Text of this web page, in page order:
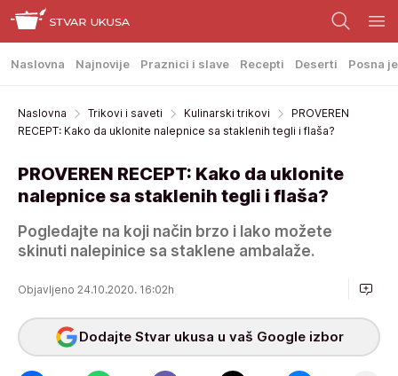
Naslovna Najnovije Praznici i slave Recepti Deserti Posna
Naslovna Trikovi i saveti Kulinarski trikovi
PROVEREN
RECEPT: Kako da uklonite nalepnice sa staklenih tegli i flaša?
PROVEREN RECEPT: Kako da uklonite
nalepnice sa staklenih tegli i flaša?
Pogledajte na koji način brzo i lako možete
skinuti nalepinice sa staklene ambalaže.
Objavljeno 24.10.2020. 16:02h
Dodajte Stvar ukusa u vaš Google izbor